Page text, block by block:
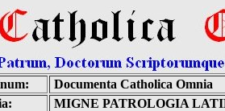
Documenta Catholica Omnia
MIGNE PATROLOGIA